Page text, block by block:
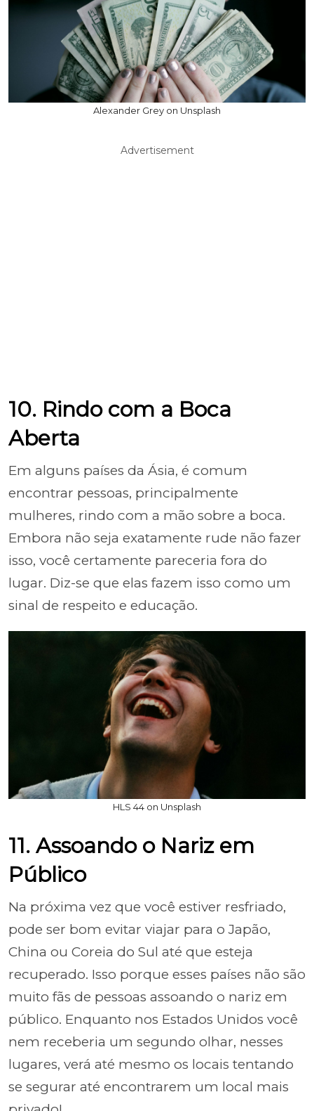
Alexander Grey on Unsplash
Advertisement
10. Rindo com a Boca
Aberta
Em alguns países da Ásia, é comum
encontrar pessoas, principalmente
mulheres, rindo com a mão sobre a boca.
Embora não seja exatamente rude não fazer
isso, você certamente pareceria fora do
lugar. Diz-se que elas fazem isso como um
sinal de respeito e educação.
HLS 44 on Unsplash
11. Assoando o Nariz em
Público
Na próxima vez que você estiver resfriado,
pode ser bom evitar viajar para o Japão,
China ou Coreia do Sul até que esteja
recuperado. Isso porque esses países não são
muito fãs de pessoas assoando o nariz em
público. Enquanto nos Estados Unidos você
nem receberia um segundo olhar, nesses
lugares, verá até mesmo os locais tentando
se segurar até encontrarem um local mais